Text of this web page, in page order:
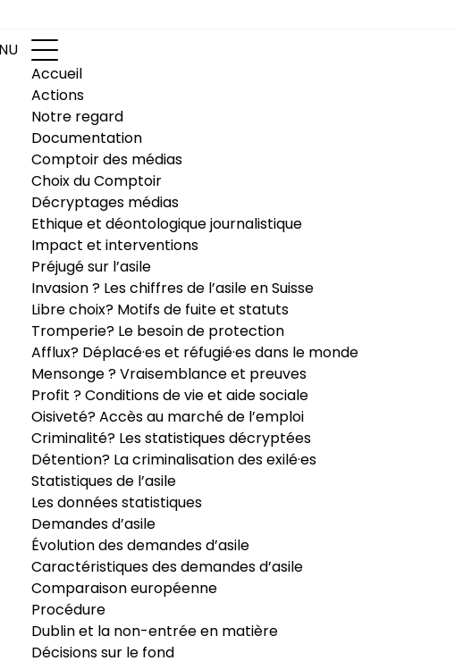
Accueil
Actions
Notre regard
Documentation
Comptoir des médias
Choix du Comptoir
Décryptages médias
Ethique et déontologique journalistique
Impact et interventions
Préjugé sur l’asile
Invasion ? Les chiffres de l’asile en Suisse
Libre choix? Motifs de fuite et statuts
Tromperie? Le besoin de protection
Afflux? Déplacé·es et réfugié·es dans le monde
Mensonge ? Vraisemblance et preuves
Profit ? Conditions de vie et aide sociale
Oisiveté? Accès au marché de l’emploi
Criminalité? Les statistiques décryptées
Détention? La criminalisation des exilé·es
Statistiques de l’asile
Les données statistiques
Demandes d’asile
Évolution des demandes d’asile
Caractéristiques des demandes d’asile
Comparaison européenne
Procédure
Dublin et la non-entrée en matière
Décisions sur le fond